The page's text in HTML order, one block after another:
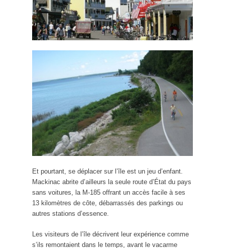
Et pourtant, se déplacer sur l’île est un jeu d’enfant.
Mackinac abrite d’ailleurs la seule route d’État du pays
sans voitures, la M-185 offrant un accès facile à ses
13 kilomètres de côte, débarrassés des parkings ou
autres stations d’essence.
Les visiteurs de l’île décrivent leur expérience comme
s’ils remontaient dans le temps, avant le vacarme